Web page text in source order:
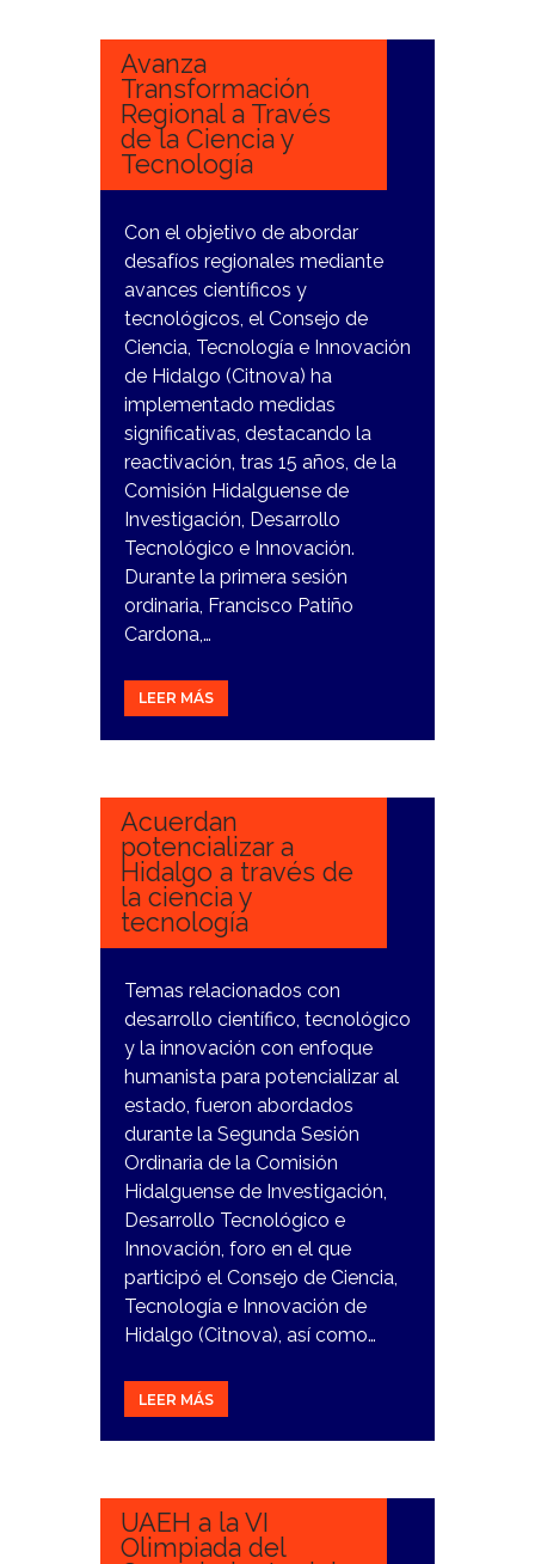
Avanza
Transformación
Regional a Través
de la Ciencia y
Tecnología
Con el objetivo de abordar
desafíos regionales mediante
avances científicos y
tecnológicos, el Consejo de
Ciencia, Tecnología e Innovación
de Hidalgo (Citnova) ha
implementado medidas
significativas, destacando la
reactivación, tras 15 años, de la
Comisión Hidalguense de
Investigación, Desarrollo
Tecnológico e Innovación.
Durante la primera sesión
ordinaria, Francisco Patiño
Cardona,…
LEER MÁS
7
Acuerdan
potencializar a
Hidalgo a través de
la ciencia y
tecnología
Temas relacionados con
desarrollo científico, tecnológico
y la innovación con enfoque
humanista para potencializar al
estado, fueron abordados
durante la Segunda Sesión
Ordinaria de la Comisión
Hidalguense de Investigación,
Desarrollo Tecnológico e
Innovación, foro en el que
participó el Consejo de Ciencia,
Tecnología e Innovación de
Hidalgo (Citnova), así como…
LEER MÁS
15
UAEH a la VI
Olimpiada del